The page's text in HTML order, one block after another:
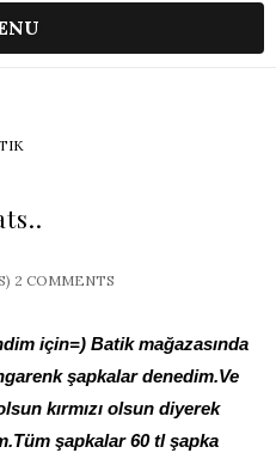
2 COMMENTS
için=) Batik mağazasında
şapkalar denedim.Ve
kırmızı olsun diyerek
şapkalar 60 tl şapka